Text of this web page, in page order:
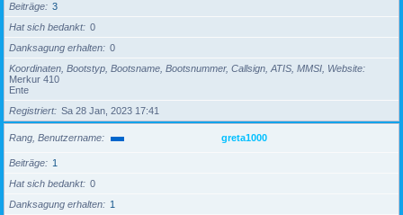
Beiträge
3
Hat sich bedankt
0
Danksagung erhalten
0
Koordinaten, Bootstyp, Bootsname, Bootsnummer, Callsign, ATIS, MMSI, Website
Merkur 410
Ente
Registriert
Sa 28 Jan, 2023 17:41
Rang, Benutzername greta1000
Beiträge
1
Hat sich bedankt
0
Danksagung erhalten
1